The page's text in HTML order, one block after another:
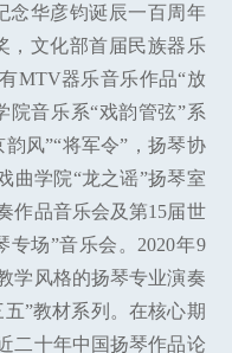
念华彦钧诞辰一百周年
，文化部首届民族器乐
MTV器乐音乐作品“放
院音乐系“戏韵管弦”系
风”“将军令”，扬琴协
曲学院“龙之谣”扬琴室
作品音乐会及第15届世
场”音乐会。2020年9
学风格的扬琴专业演奏
”教材系列。在核心期
二十年中国扬琴作品论